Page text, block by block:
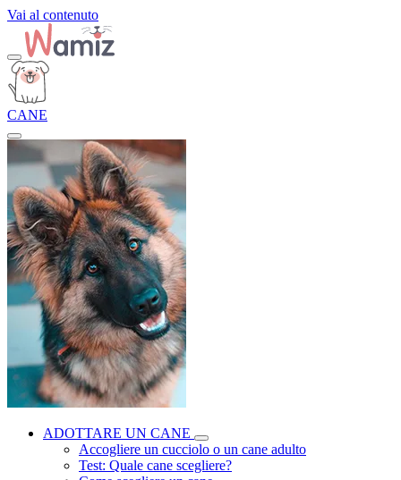
Vai al contenuto
CANE
ADOTTARE UN CANE
Accogliere un cucciolo o un cane adulto
Test: Quale cane scegliere?